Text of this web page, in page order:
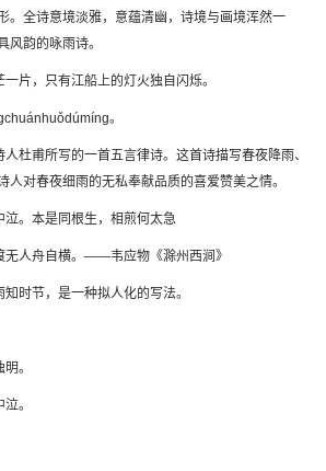
。全诗意境淡雅，意蕴清幽，诗境与画境浑然一
风韵的咏雨诗。
片，只有江船上的灯火独自闪烁。
。
杜甫所写的一首五言律诗。这首诗描写春夜降雨、
人对春夜细雨的无私奉献品质的喜爱赞美之情。
。本是同根生，相煎何太急
无人舟自横。——韦应物《滁州西涧》
时节，是一种拟人化的写法。
。
。